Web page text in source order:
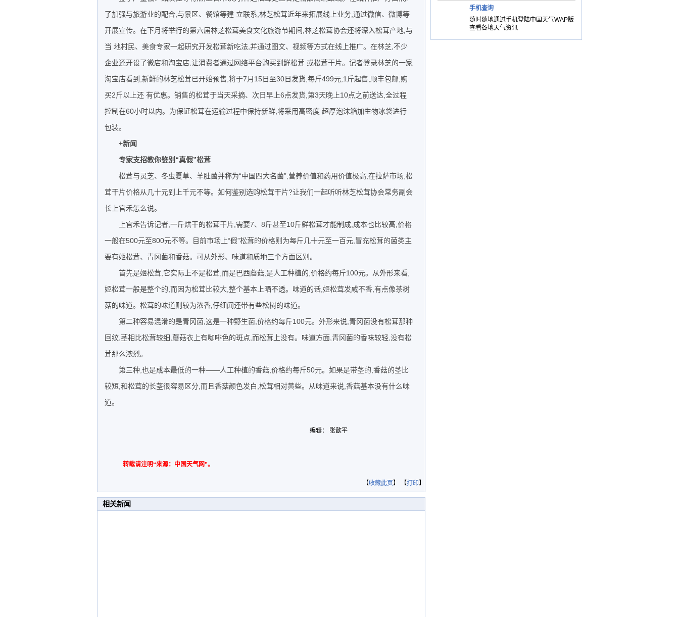
了加强与旅游业的配合,与景区、餐馆等建 立联系,林芝松茸近年来拓展线上业务,通过微信、微博等
开展宣传。在下月将举行的第六届林芝松茸美食文化旅游节期间,林芝松茸协会还将深入松茸产地,与
当 地村民、美食专家一起研究开发松茸新吃法,并通过图文、视频等方式在线上推广。在林芝,不少
企业还开设了微店和淘宝店,让消费者通过网络平台购买到鲜松茸 或松茸干片。记者登录林芝的一家
淘宝店看到,新鲜的林芝松茸已开始预售,将于7月15日至30日发货,每斤499元,1斤起售,顺丰包邮,购
买2斤以上还 有优惠。销售的松茸于当天采摘、次日早上6点发货,第3天晚上10点之前送达,全过程
控制在60小时以内。为保证松茸在运输过程中保持新鲜,将采用高密度 超厚泡沫箱加生物冰袋进行
包装。
+新闻
专家支招教你鉴别“真假”松茸
松茸与灵芝、冬虫夏草、羊肚菌并称为“中国四大名菌”,营养价值和药用价值极高,在拉萨市场,松
茸干片价格从几十元到上千元不等。如何鉴别选购松茸干片?让我们一起听听林芝松茸协会常务副会
长上官禾怎么说。
上官禾告诉记者,一斤烘干的松茸干片,需要7、8斤甚至10斤鲜松茸才能制成,成本也比较高,价格
一般在500元至800元不等。目前市场上“假”松茸的价格则为每斤几十元至一百元,冒充松茸的菌类主
要有姬松茸、青冈菌和香菇。可从外形、味道和质地三个方面区别。
首先是姬松茸,它实际上不是松茸,而是巴西蘑菇,是人工种植的,价格约每斤100元。从外形来看,
姬松茸一般是整个的,而因为松茸比较大,整个基本上晒不透。味道的话,姬松茸发咸不香,有点像茶树
菇的味道。松茸的味道则较为浓香,仔细闻还带有些松树的味道。
第二种容易混淆的是青冈菌,这是一种野生菌,价格约每斤100元。外形来说,青冈菌没有松茸那种
回纹,茎相比松茸较细,蘑菇衣上有咖啡色的斑点,而松茸上没有。味道方面,青冈菌的香味较轻,没有松
茸那么浓烈。
第三种,也是成本最低的一种——人工种植的香菇,价格约每斤50元。如果是带茎的,香菇的茎比
较短,和松茸的长茎很容易区分,而且香菇颜色发白,松茸相对黄些。从味道来说,香菇基本没有什么味
道。
编辑： 张歆平
转载请注明“来源：中国天气网”。
【收藏此页】 【打印】
相关新闻
手机查询
随时随地通过手机登陆中国天气WAP版
查看各地天气资讯